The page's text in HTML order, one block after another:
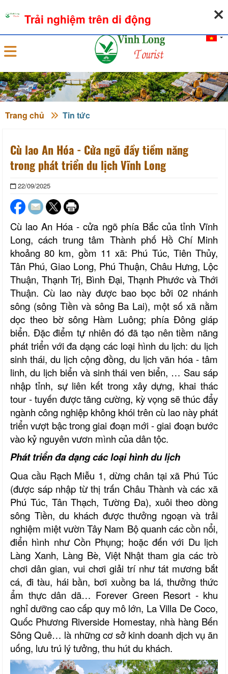
Đăng nhập
Trang chủ Tin tức
Cù lao An Hóa - Cửa ngõ đầy tiềm năng
trong phát triển du lịch Vĩnh Long
22/09/2025
Cù lao An Hóa - cửa ngõ phía Bắc của tỉnh Vĩnh
Long, cách trung tâm Thành phố Hồ Chí Minh
khoảng 80 km, gồm 11 xã: Phú Túc, Tiên Thủy,
Tân Phú, Giao Long, Phú Thuận, Châu Hưng, Lộc
Thuận, Thạnh Trị, Bình Đại, Thạnh Phước và Thới
Thuận. Cù lao này được bao bọc bởi 02 nhánh
sông (sông Tiền và sông Ba Lai), một số xã nằm
dọc theo bờ sông Hàm Luông; phía Đông giáp
biển. Đặc điểm tự nhiên đó đã tạo nên tiềm năng
phát triển với đa dạng các loại hình du lịch: du lịch
sinh thái, du lịch cộng đồng, du lịch văn hóa - tâm
linh, du lịch biển và sinh thái ven biển, … Sau sáp
nhập tỉnh, sự liên kết trong xây dựng, khai thác
tour - tuyến được tăng cường, kỳ vọng sẽ thúc đẩy
ngành công nghiệp không khói trên cù lao này phát
triển vượt bậc trong giai đoạn mới - giai đoạn bước
vào kỷ nguyên vươn mình của dân tộc.
Phát triển đa dạng các loại hình du lịch
Qua cầu Rạch Miễu 1, dừng chân tại xã Phú Túc
(được sáp nhập từ thị trấn Châu Thành và các xã
Phú Túc, Tân Thạch, Tường Đa), xuôi theo dòng
sông Tiền, du khách được thưởng ngoạn và trải
nghiệm miệt vườn Tây Nam Bộ quanh các cồn nổi,
điển hình như Cồn Phụng; hoặc đến với Du lịch
Làng Xanh, Làng Bè, Việt Nhật tham gia các trò
chơi dân gian, vui chơi giải trí như tát mương bắt
cá, đi tàu, hái bần, bơi xuồng ba lá, thưởng thức
ẩm thực dân dã… Forever Green Resort - khu
nghỉ dưỡng cao cấp quy mô lớn, La Villa De Coco,
Quốc Phương Riverside Homestay, nhà hàng Bến
Sông Quê… là những cơ sở kinh doanh dịch vụ ăn
uống, lưu trú lý tưởng, thu hút du khách.
Trải nghiệm trên di động